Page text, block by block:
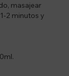
masajear
2 minutos y